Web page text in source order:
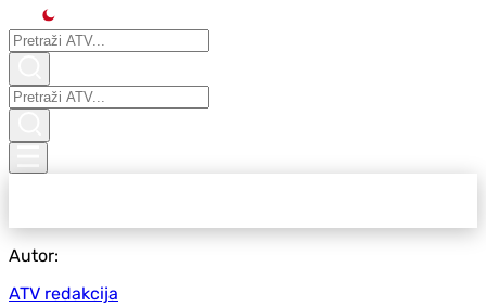
Autor:
ATV redakcija